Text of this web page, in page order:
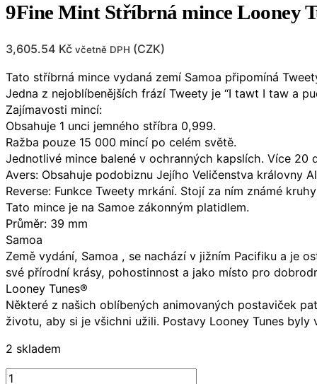
9Fine Mint Stříbrná mince Looney
3,605.54 Kč včetně DPH (CZK)
Tato stříbrná mince vydaná zemí Samoa připomíná
Jedna z nejoblíbenějších frází Tweety je “I tawt I taw a
Zajímavosti mincí:
Obsahuje 1 unci jemného stříbra 0,999.
Ražba pouze 15 000 mincí po celém světě.
Jednotlivé mince balené v ochranných kapslích. Více 20
Avers: Obsahuje podobiznu Jejího Veličenstva královny
Reverse: Funkce Tweety mrkání. Stojí za ním známé
Tato mince je na Samoe zákonným platidlem.
Průměr: 39 mm
Samoa
Země vydání, Samoa , se nachází v jižním Pacifiku a je
své přírodní krásy, pohostinnost a jako místo pro
Looney Tunes®
Některé z našich oblíbených animovaných postaviček
životu, aby si je všichni užili. Postavy Looney Tunes
2 skladem
9Fine